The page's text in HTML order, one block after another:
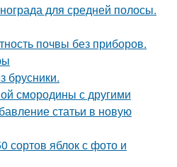
для средней полосы.
почвы без приборов.
брусники.
смородины с другими
статьи в новую
сортов яблок с фото и